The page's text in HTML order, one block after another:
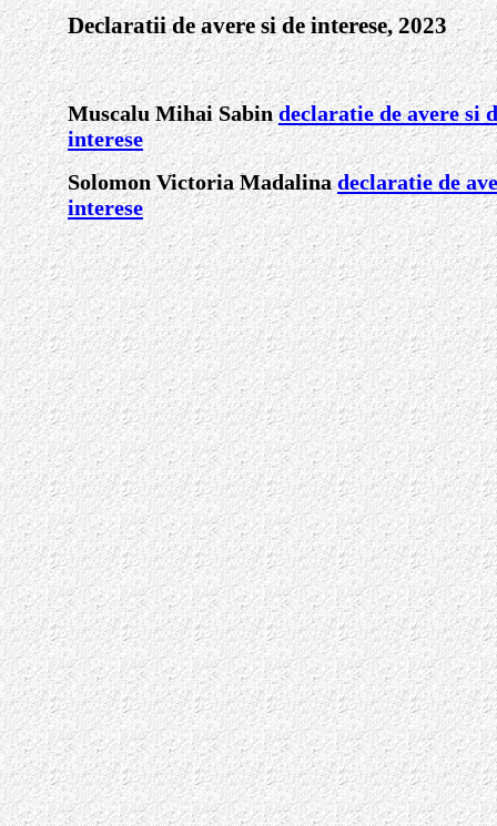
Declaratii de avere si de interese, 2023
Muscalu Mihai Sabindeclaratie de avere si
interese
Solomon Victoria Madalinadeclaratie de
interese